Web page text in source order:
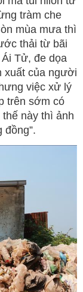
tràm che
mùa mưa thì
thải từ bãi
Tử, đe dọa
xuất của người
việc xử lý
trên sớm có
này thì ảnh